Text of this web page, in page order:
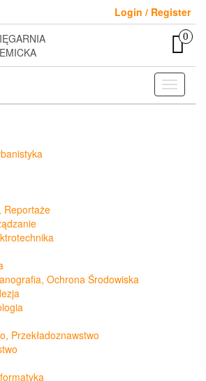
Login / Register
0
Toggle
Reportaże
Ochrona Środowiska
Przekładoznawstwo